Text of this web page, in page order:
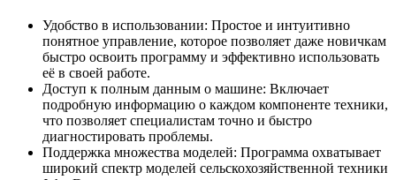
Удобство в использовании: Простое и интуитивно
понятное управление, которое позволяет даже новичкам
быстро освоить программу и эффективно использовать
её в своей работе.
Доступ к полным данным о машине: Включает
подробную информацию о каждом компоненте техники,
что позволяет специалистам точно и быстро
диагностировать проблемы.
Поддержка множества моделей: Программа охватывает
широкий спектр моделей сельскохозяйственной техники